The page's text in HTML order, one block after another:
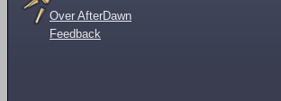
Over AfterDawn
Feedback